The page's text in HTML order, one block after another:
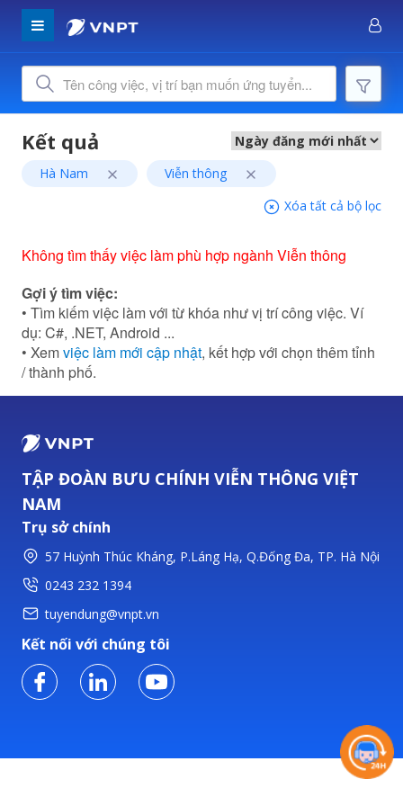
Hà Nam
Viễn thông
Xóa tất cả bộ lọc
Không tìm thấy việc làm phù hợp ngành Viễn thông
Gợi ý tìm việc:
• Tìm kiếm việc làm với từ khóa như vị trí công việc. Ví
dụ: C#, .NET, Android ...
• Xemviệc làm mới cập nhật, kết hợp với chọn thêm tỉnh
/ thành phố.
TẬP ĐOÀN BƯU CHÍNH VIỄN THÔNG VIỆT
NAM
Trụ sở chính
57 Huỳnh Thúc Kháng, P.Láng Hạ, Q.Đống Đa, TP. Hà Nội
0243 232 1394
tuyendung@vnpt.vn
Kết nối với chúng tôi